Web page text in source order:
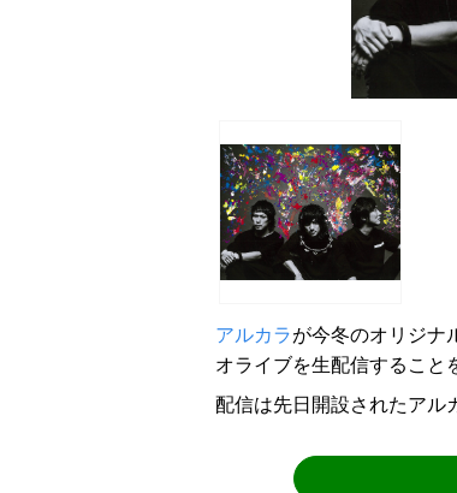
アルカラが今冬のオリジナ
オライブを生配信すること
配信は先日開設されたア